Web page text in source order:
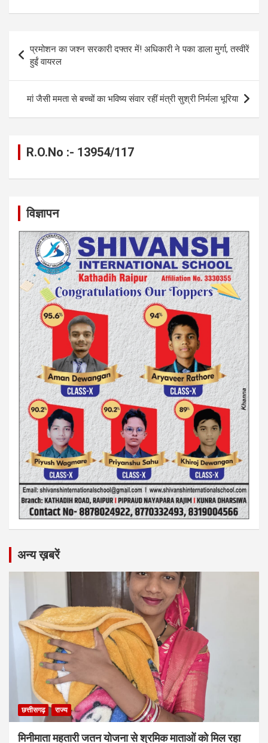
o
o
k
g A
p
a
n
navigation
प्रमोशन का जश्न सरकारी दफ्तर में! अधिकारी ने पका डाला मुर्गा, तस्वीरें
हुईं वायरल
मां जैसी ममता से बच्चों का भविष्य संवार रहीं मंत्री सुश्री निर्मला भूरिया
R.O.No :- 13954/117
विज्ञापन
अन्य ख़बरें
छत्तीसगढ़ राज्य
मिनीमाता महतारी जतन योजना से श्रमिक माताओं को मिल रहा